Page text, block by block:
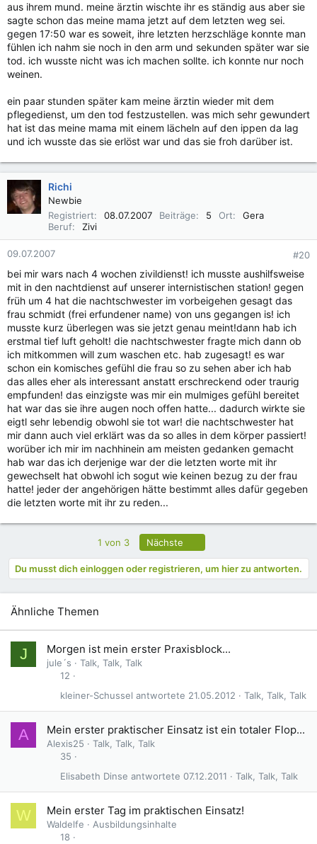
aus ihrem mund. meine ärztin wischte ihr es ständig aus aber sie
sagte schon das meine mama jetzt auf dem letzten weg sei.
gegen 17:50 war es soweit, ihre letzten herzschläge konnte man
fühlen ich nahm sie noch in den arm und sekunden später war sie
tod. ich wusste nicht was ich machen sollte. ich konnte nur noch
weinen.
ein paar stunden später kam meine ärztin wieder mit dem
pflegedienst, um den tod festzustellen. was mich sehr gewundert
hat ist das meine mama mit einem lächeln auf den ippen da lag
und ich wusste das sie erlöst war und das sie froh darüber ist.
Richi
Newbie
Registriert
08.07.2007 Beiträge 5 Ort
Gera
Beruf
Zivi
09.07.2007 #20
bei mir wars nach 4 wochen zivildienst! ich musste aushilfsweise
mit in den nachtdienst auf unserer internistischen station! gegen
früh um 4 hat die nachtschwester im vorbeigehen gesagt das
frau schmidt (frei erfundener name) von uns gegangen is! ich
musste kurz überlegen was sie jetzt genau meint!dann hab ich
erstmal tief luft geholt! die nachtschwester fragte mich dann ob
ich mitkommen will zum waschen etc. hab zugesagt! es war
schon ein komisches gefühl die frau so zu sehen aber ich hab
das alles eher als interessant anstatt erschreckend oder traurig
empfunden! das einzigste was mir ein mulmiges gefühl bereitet
hat war das sie ihre augen noch offen hatte... dadurch wirkte sie
eigtl sehr lebendig obwohl sie tot war! die nachtschwester hat
mir dann auch viel erklärt was da so alles in dem körper passiert!
worüber ich mir im nachhinein am meisten gedanken gemacht
hab war das ich derjenige war der die letzten worte mit ihr
gewechselt hat obwohl ich sogut wie keinen bezug zu der frau
hatte! jeder der angehörigen hätte bestimmt alles dafür gegeben
die letzten worte mit ihr zu reden...
1 von 3 Nächste
Du musst dich einloggen oder registrieren, um hier zu antworten.
Ähnliche Themen
J Morgen ist mein erster Praxisblock...
jule´s
Talk, Talk, Talk
12
Talk, Talk, Talk
21.05.2012
kleiner-Schussel
A Mein erster praktischer Einsatz ist ein totaler Flop...
Alexis25
Talk, Talk, Talk
35
Talk, Talk, Talk
07.12.2011
Elisabeth Dinse
W Mein erster Tag im praktischen Einsatz!
Waldelfe
Ausbildungsinhalte
18